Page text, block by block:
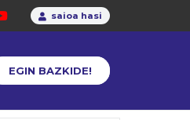
saioa hasi
EGIN BAZKIDE!